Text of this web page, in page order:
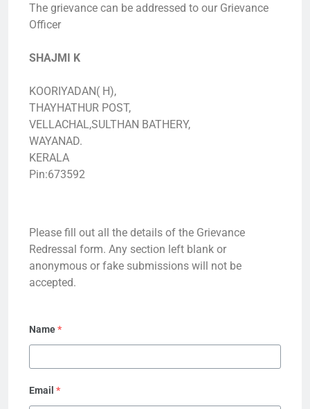
The grievance can be addressed to our Grievance
Officer
SHAJMI K
KOORIYADAN( H),
THAYHATHUR POST,
VELLACHAL,SULTHAN BATHERY,
WAYANAD.
KERALA
Pin:673592
Please fill out all the details of the Grievance
Redressal form. Any section left blank or
anonymous or fake submissions will not be
accepted.
Name*
Email *